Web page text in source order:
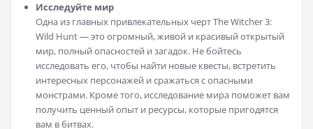
Исследуйте мир
Одна из главных привлекательных черт The Witcher 3:
Wild Hunt — это огромный, живой и красивый открытый
мир, полный опасностей и загадок. Не бойтесь
исследовать его, чтобы найти новые квесты, встретить
интересных персонажей и сражаться с опасными
монстрами. Кроме того, исследование мира поможет вам
получить ценный опыт и ресурсы, которые пригодятся
вам в битвах.